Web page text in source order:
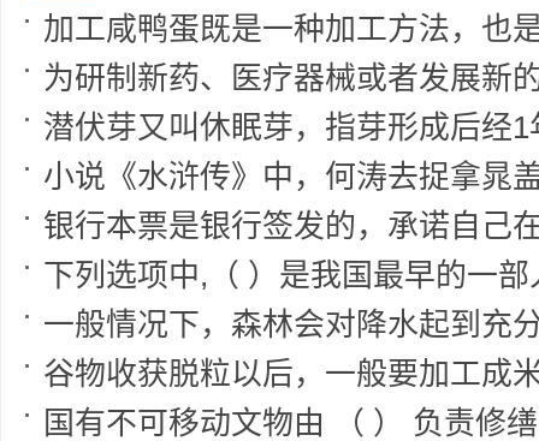
加工咸鸭蛋既是一种加工方法，也是一种保存措施，咸鸭蛋至今仍是餐桌上受人喜爱
为研制新药、医疗器械或者发展新的预防和治疗方法，需要进行临床试验的，应当依法经相关主管部门批准并经伦理委员会审查同意
潜伏芽又叫休眠芽，指芽形成后经1年或多年才萌发，或始终处于休眠状态或渐渐死
小说《水浒传》中，何涛去捉拿晁盖等
银行本票是银行签发的，承诺自己在见票时无条件支付确定金额给
下列选项中,（ ）是我国最早的一部人畜通用的药学
一般情况下，森林会对降水起到充分的蓄积和重新分配作用
谷物收获脱粒以后，一般要加工成米或面才能食用。春秋战国末期，
国有不可移动文物由 （ ） 负责修缮、保养；非国有不可移动文物由 （